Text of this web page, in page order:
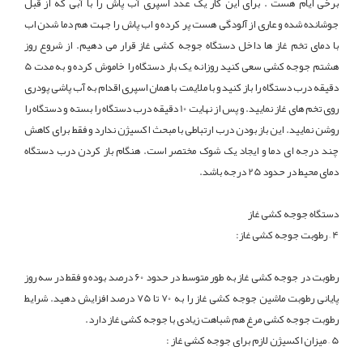
جوشانده شده و عاری از آلودگی هست پر کرده و اب پاش را جهت هم دما شدن اب
با دمای تخم غاز ها داخل دستگاه جوجه کشی غاز قرار می دهیم. از شروع روز
هشتم جوجه کشی سعی کنید روزانه یک بار دستگاه را خاموش کرده و به مدت 5
دقیقه درب دستگاه را باز کنید و با ملایمت با همان اسپری اقدام به آب پاشی پودری
روی تخم های غاز نمایید. و پس از نهایت 10 دقیقه درب دستگاه را بسته و دستگاه را
روشن نمایید. این باز بودن درب ارتباطی با مبحث اکسیژن ندارد و فقط برای کاهش
چند درجه ای دما و ایجاد یک شوک مختصر است. هنگام باز کردن درب دستگاه
دمای محیط در حدود 25 درجه باشد.
دستگاه جوجه کشی غاز
4 – رطوبت جوجه کشی غاز:
رطوبت در جوجه کشی غاز به طور متوسط در حدود 60 درصد بوده و فقط در سه روز
پایانی رطوبت ماشین جوجه کشی غاز را به 70 تا 75 درصد افزایش دهید. شرایط
رطوبت جوجه کشی مرغ هم شباهت زیادی با جوجه کشی غاز دارد.
5 – میزان اکسیژن لازم برای جوجه کشی غاز :